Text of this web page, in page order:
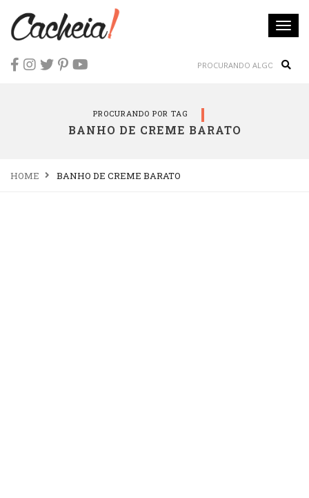
PROCURANDO POR TAG
BANHO DE CREME BARATO
HOME BANHO DE CREME BARATO